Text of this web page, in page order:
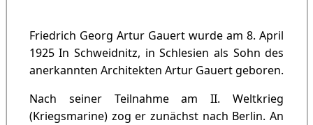
Friedrich Georg Artur Gauert wurde am 8. April
1925 In Schweidnitz, in Schlesien als Sohn des
anerkannten Architekten Artur Gauert geboren.
Nach seiner Teilnahme am II. Weltkrieg
(Kriegsmarine) zog er zunächst nach Berlin. An